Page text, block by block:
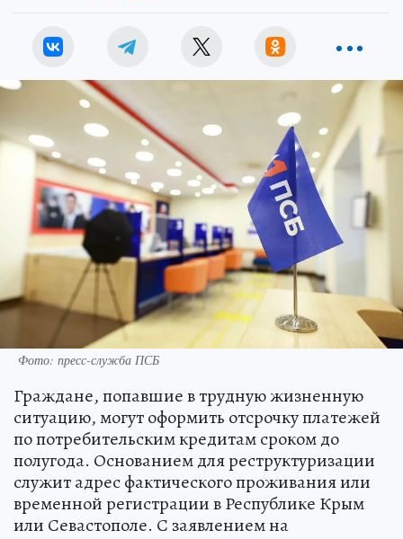
Фото: пресс-служба ПСБ
Граждане, попавшие в трудную жизненную
ситуацию, могут оформить отсрочку платежей
по потребительским кредитам сроком до
полугода. Основанием для реструктуризации
служит адрес фактического проживания или
временной регистрации в Республике Крым
или Севастополе. С заявлением на